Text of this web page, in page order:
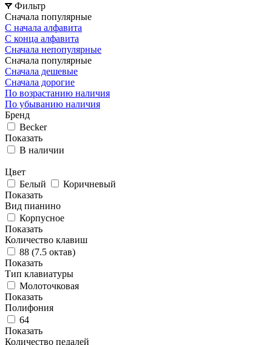
Фильтр
Сначала популярные
С начала алфавита
С конца алфавита
Сначала непопулярные
Сначала популярные
Сначала дешевые
Сначала дорогие
По возрастанию наличия
По убыванию наличия
Бренд
Becker
Показать
В наличии
Цвет
Белый
Коричневый
Показать
Вид пианино
Корпусное
Показать
Количество клавиш
88 (7.5 октав)
Показать
Тип клавиатуры
Молоточковая
Показать
Полифония
64
Показать
Количество педалей